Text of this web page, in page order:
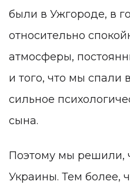
были в Ужгороде, в
относительно
атмосферы,
и того, что мы спали
сильное
сына.
Поэтому мы решили,
Украины. Тем более,